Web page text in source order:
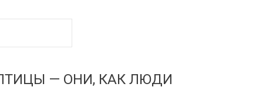
— ОНИ, КАК ЛЮДИ